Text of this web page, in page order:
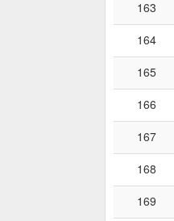
163
164
165
166
167
168
169